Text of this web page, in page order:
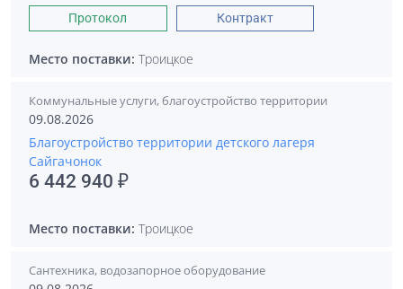
Протокол Контракт
Место поставки: Троицкое
Коммунальные услуги, благоустройство территории
09.08.2026
Благоустройство территории детского лагеря
Сайгачонок
6 442 940 ₽
Место поставки: Троицкое
Сантехника, водозапорное оборудование